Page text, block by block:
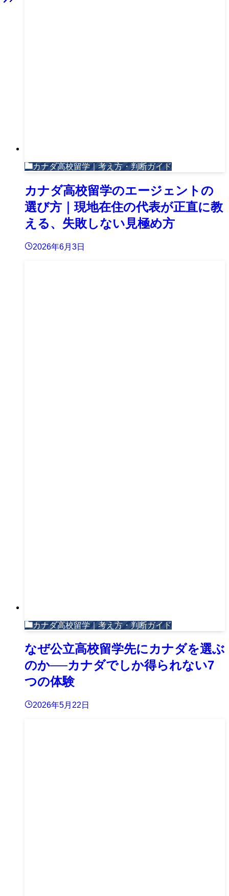
カナダ高校留学｜考え方・判断ガイド
カナダ高校留学のエージェントの
選び方｜現地在住の代表が正直に教
える、失敗しない見極め方
2026年6月3日
カナダ高校留学｜考え方・判断ガイド
なぜ公立高校留学先にカナダを選ぶ
のか──カナダでしか得られない7
つの体験
2026年5月22日